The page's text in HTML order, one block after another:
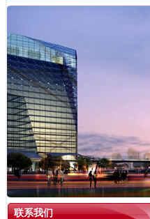
联系我们